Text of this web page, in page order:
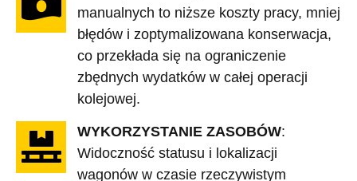
manualnych to niższe koszty pracy, mniej
błędów i zoptymalizowana konserwacja,
co przekłada się na ograniczenie
zbędnych wydatków w całej operacji
kolejowej.
WYKORZYSTANIE ZASOBÓW:
Widoczność statusu i lokalizacji
wagonów w czasie rzeczywistym